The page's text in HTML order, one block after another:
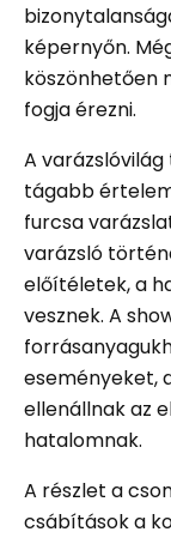
képernyőn.
köszönhetően
fogja érezni.
A
tágabb
furcsa
varázsló
előítéletek, a
vesznek. A
eseményeket,
ellenállnak az
hatalomnak.
A részlet a
csábítások a